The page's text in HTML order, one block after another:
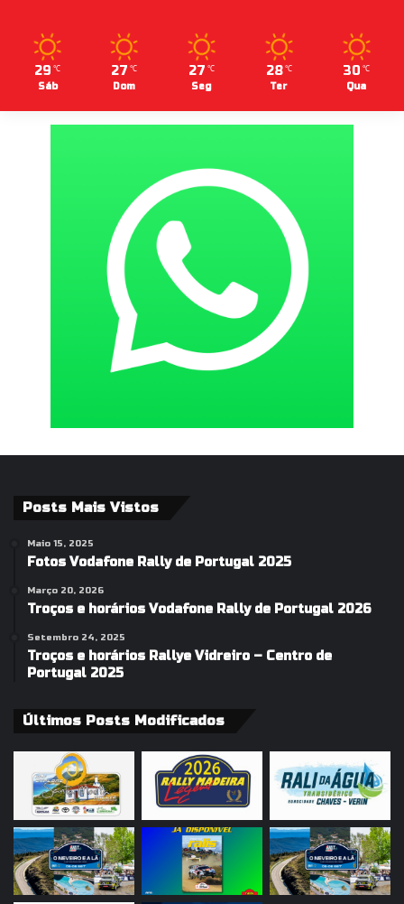
29 ℃
Sáb
27 ℃
Dom
27 ℃
Seg
28 ℃
Ter
30 ℃
Qua
Posts Mais Vistos
Maio 15, 2025
Fotos Vodafone Rally de Portugal 2025
Março 20, 2026
Troços e horários Vodafone Rally de Portugal 2026
Setembro 24, 2025
Troços e horários Rallye Vidreiro – Centro de
Portugal 2025
Últimos Posts Modificados